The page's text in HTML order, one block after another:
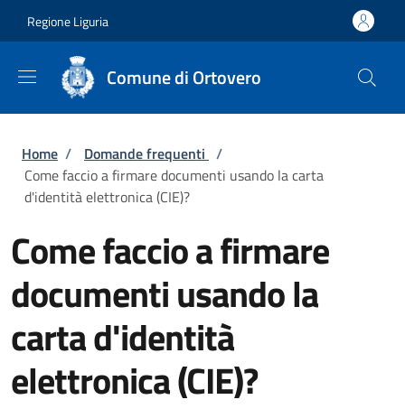
Regione Liguria
Comune di Ortovero
Briciole di pane
Home / Domande frequenti /
Come faccio a firmare documenti usando la carta
d'identità elettronica (CIE)?
Come faccio a firmare
documenti usando la
carta d'identità
elettronica (CIE)?